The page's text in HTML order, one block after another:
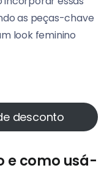
as peças-chave
look feminino
desconto
e como usá-